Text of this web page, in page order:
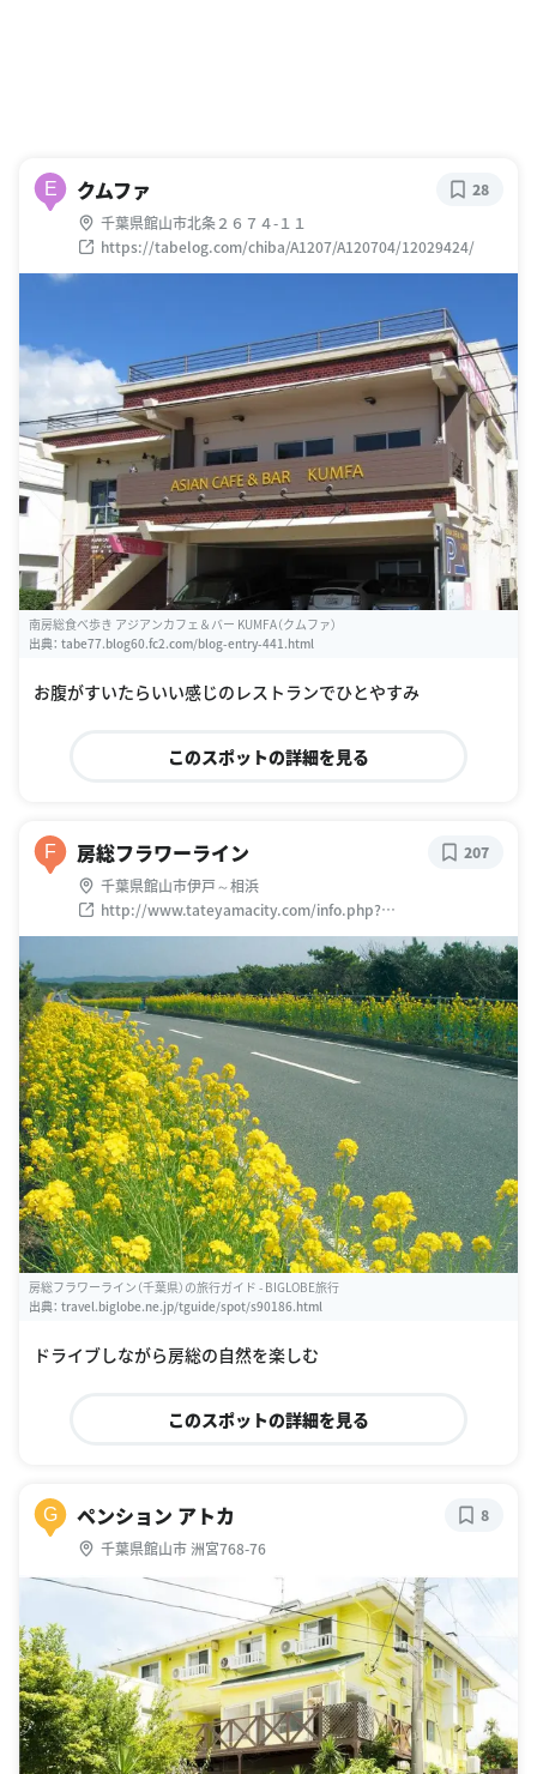
E クムファ
千葉県館山市北条２６７４-１１
https://tabelog.com/chiba/A1207/A120704/12029424/
28
南房総食べ歩き アジアンカフェ＆バー KUMFA（クムファ）
出典： tabe77.blog60.fc2.com/blog-entry-441.html
お腹がすいたらいい感じのレストランでひとやすみ
このスポットの詳細を見る
F 房総フラワーライン
千葉県館山市伊戸～相浜
http://www.tateyamacity.com/info.php?
lngCode_Data=334
207
房総フラワーライン（千葉県）の旅行ガイド - BIGLOBE旅行
出典： travel.biglobe.ne.jp/tguide/spot/s90186.html
ドライブしながら房総の自然を楽しむ
このスポットの詳細を見る
G ペンション アトカ
千葉県館山市 洲宮768-76
8